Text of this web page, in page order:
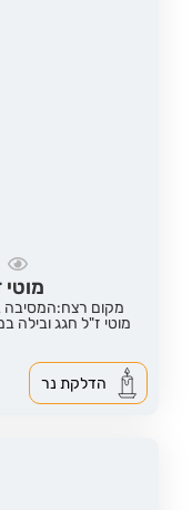
מוטי
מקום רצח:המסיבה
מוטי ז"ל חגג ובילה
הדלקת נר